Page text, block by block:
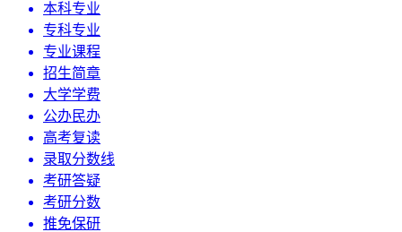
本科专业
专科专业
专业课程
招生简章
大学学费
公办民办
高考复读
录取分数线
考研答疑
考研分数
推免保研